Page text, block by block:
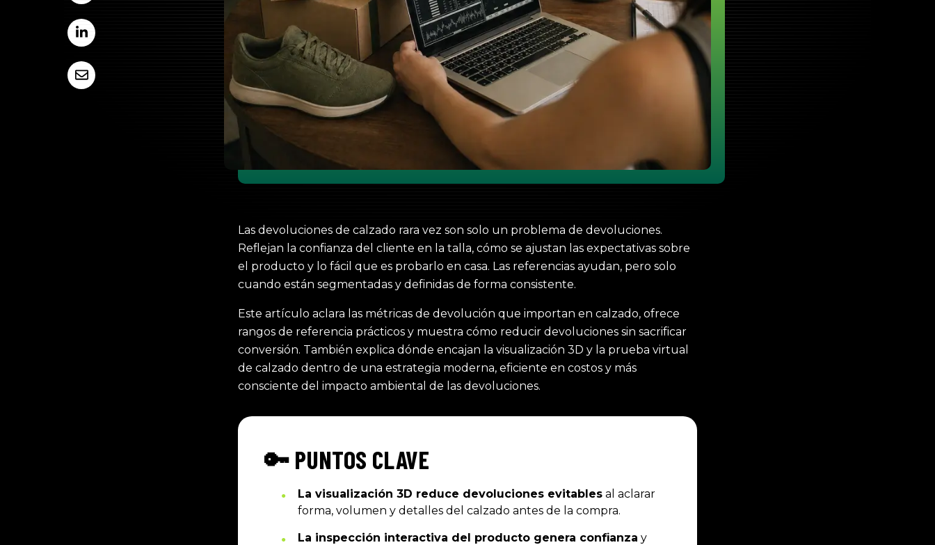
Las devoluciones de calzado rara vez son solo un problema de devoluciones.
Reflejan la confianza del cliente en la talla, cómo se ajustan las expectativas sobre
el producto y lo fácil que es probarlo en casa. Las referencias ayudan, pero solo
cuando están segmentadas y definidas de forma consistente.
Este artículo aclara las métricas de devolución que importan en calzado, ofrece
rangos de referencia prácticos y muestra cómo reducir devoluciones sin sacrificar
conversión. También explica dónde encajan la visualización 3D y la prueba virtual
de calzado dentro de una estrategia moderna, eficiente en costos y más
consciente del impacto ambiental de las devoluciones.
🔑 PUNTOS CLAVE
La visualización 3D reduce devoluciones evitablesal aclarar
forma, volumen y detalles del calzado antes de la compra.
La inspección interactiva del producto genera confianza y